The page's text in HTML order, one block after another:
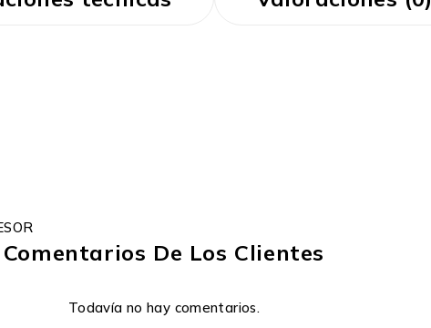
Comentarios De Los Clientes
Todavía no hay comentarios.